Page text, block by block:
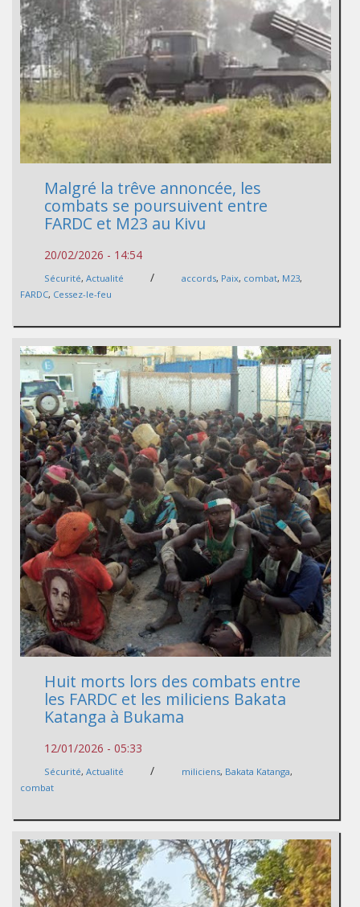
Malgré la trêve annoncée, les
combats se poursuivent entre
FARDC et M23 au Kivu
20/02/2026 - 14:54
Sécurité, Actualité / accords, Paix, combat, M23,
FARDC, Cessez-le-feu
Huit morts lors des combats entre
les FARDC et les miliciens Bakata
Katanga à Bukama
12/01/2026 - 05:33
Sécurité, Actualité / miliciens, Bakata Katanga,
combat